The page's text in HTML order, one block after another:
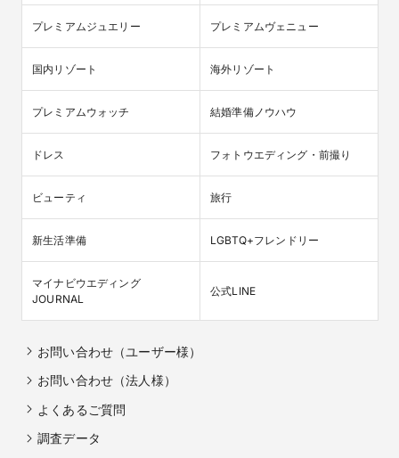
プレミアムジュエリー プレミアムヴェニュー
国内リゾート 海外リゾート
プレミアムウォッチ 結婚準備ノウハウ
ドレス フォトウエディング・前撮り
ビューティ 旅行
新生活準備 LGBTQ+フレンドリー
マイナビウエディング
JOURNAL
公式LINE
お問い合わせ（ユーザー様）
お問い合わせ（法人様）
よくあるご質問
調査データ